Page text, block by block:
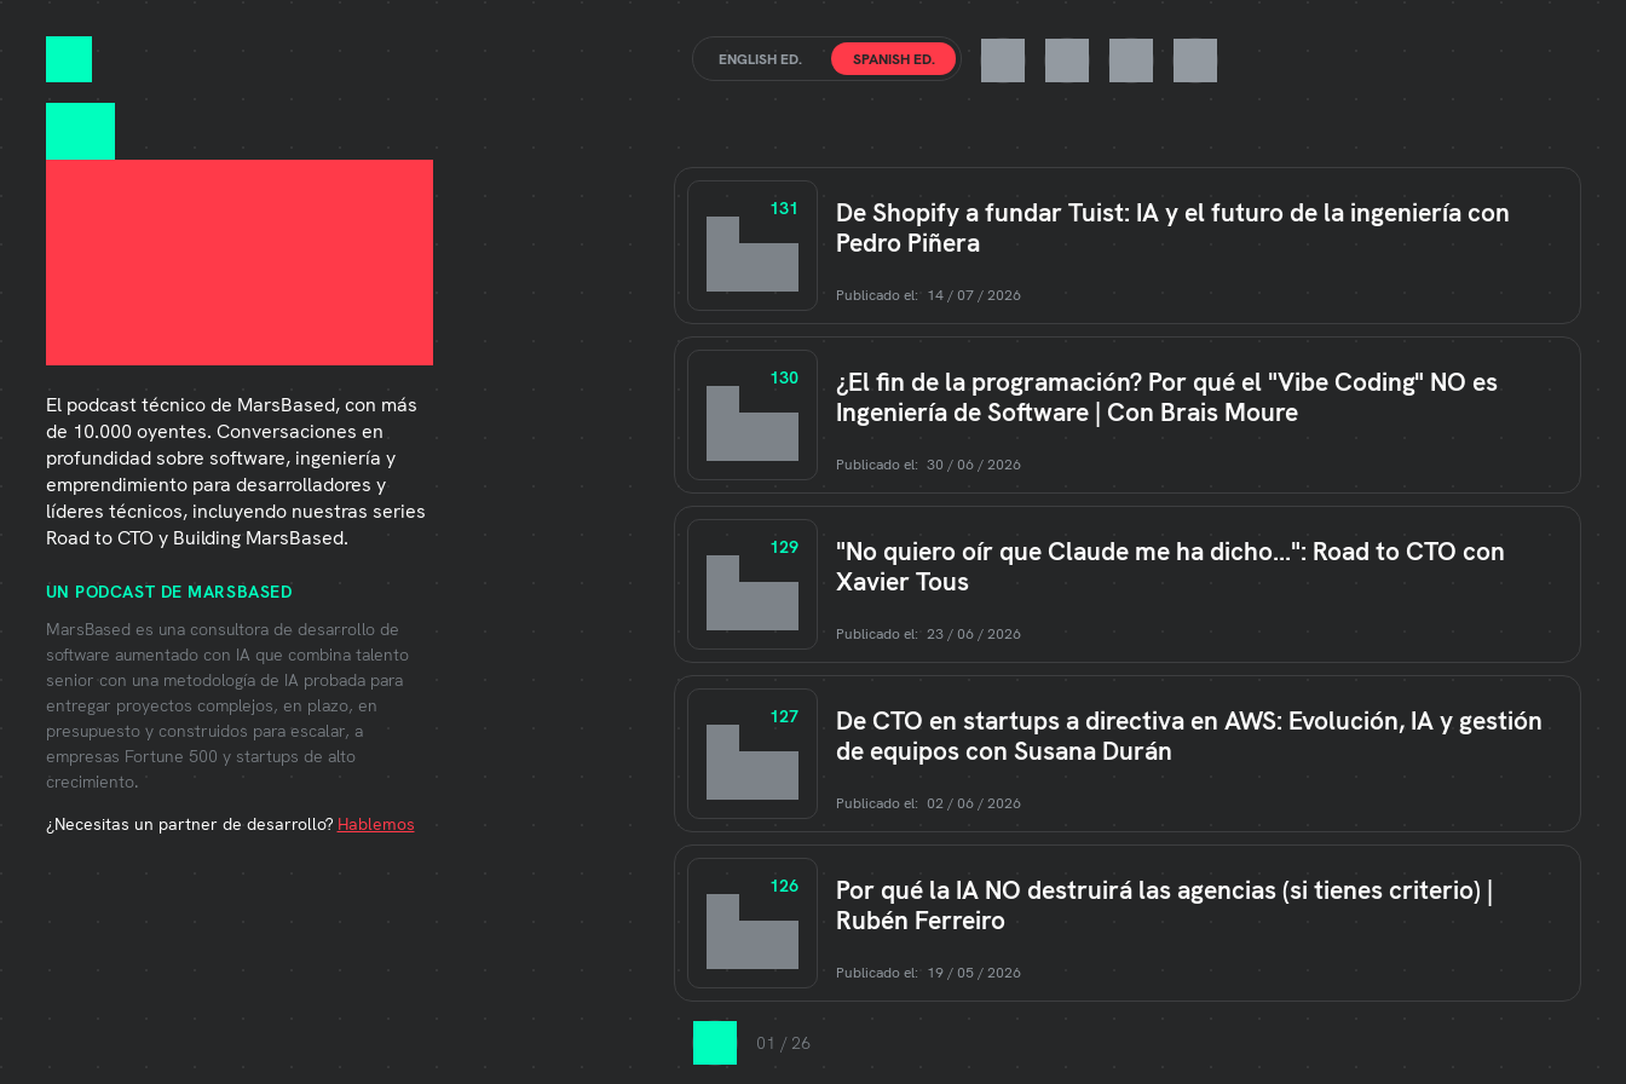
El podcast técnico de MarsBased, con más
de 10.000 oyentes. Conversaciones en
profundidad sobre software, ingeniería y
emprendimiento para desarrolladores y
líderes técnicos, incluyendo nuestras series
Road to CTO y Building MarsBased.
UN PODCAST DE MARSBASED
MarsBased es una consultora de desarrollo de
software aumentado con IA que combina talento
senior con una metodología de IA probada para
entregar proyectos complejos, en plazo, en
presupuesto y construidos para escalar, a
empresas Fortune 500 y startups de alto
crecimiento.
¿Necesitas un partner de desarrollo? Hablemos
ENGLISH ED. SPANISH ED.
131
De Shopify a fundar Tuist: IA y el futuro de la ingeniería con
Pedro Piñera
Publicado el: 14 / 07 / 2026
130
¿El fin de la programación? Por qué el "Vibe Coding" NO es
Ingeniería de Software | Con Brais Moure
Publicado el: 30 / 06 / 2026
129
"No quiero oír que Claude me ha dicho...": Road to CTO con
Xavier Tous
Publicado el: 23 / 06 / 2026
127
De CTO en startups a directiva en AWS: Evolución, IA y gestión
de equipos con Susana Durán
Publicado el: 02 / 06 / 2026
126
Por qué la IA NO destruirá las agencias (si tienes criterio) |
Rubén Ferreiro
Publicado el: 19 / 05 / 2026
01 / 26